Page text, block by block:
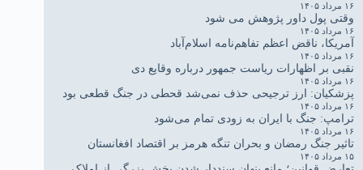
۱۶ مرداد ۱۴۰۵
وقتی پول داور پژوهش می شود
۱۶ مرداد ۱۴۰۵
آمریکا، ناقض اعظم تفاهم‌نامه اسلام‌آباد
۱۶ مرداد ۱۴۰۵
نقبی بر اظهارات ریاست جمهور درباره وقایع دی
۱۶ مرداد ۱۴۰۵
پزشکیان: ارز ترجیحی حذف نمی‌شد قحطی در جنگ قطعی بود
۱۶ مرداد ۱۴۰۵
ترامپ: جنگ با ایران به زودی تمام می‌شود
۱۶ مرداد ۱۴۰۵
تاثیر جنگ رمضان و بحران تنگه هرمز بر اقتصاد افغانستان
۱۵ مرداد ۱۴۰۵